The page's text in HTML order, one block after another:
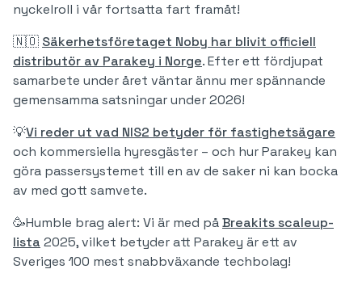
nyckelroll i vår fortsatta fart framåt!
🇳🇴 Säkerhetsföretaget Noby har blivit officiell
distributör av Parakey i Norge. Efter ett fördjupat
samarbete under året väntar ännu mer spännande
gemensamma satsningar under 2026!
💡Vi reder ut vad NIS2 betyder för fastighetsägare
och kommersiella hyresgäster – och hur Parakey kan
göra passersystemet till en av de saker ni kan bocka
av med gott samvete.
🥳Humble brag alert: Vi är med påBreakits scaleup-
lista 2025, vilket betyder att Parakey är ett av
Sveriges 100 mest snabbväxande techbolag!